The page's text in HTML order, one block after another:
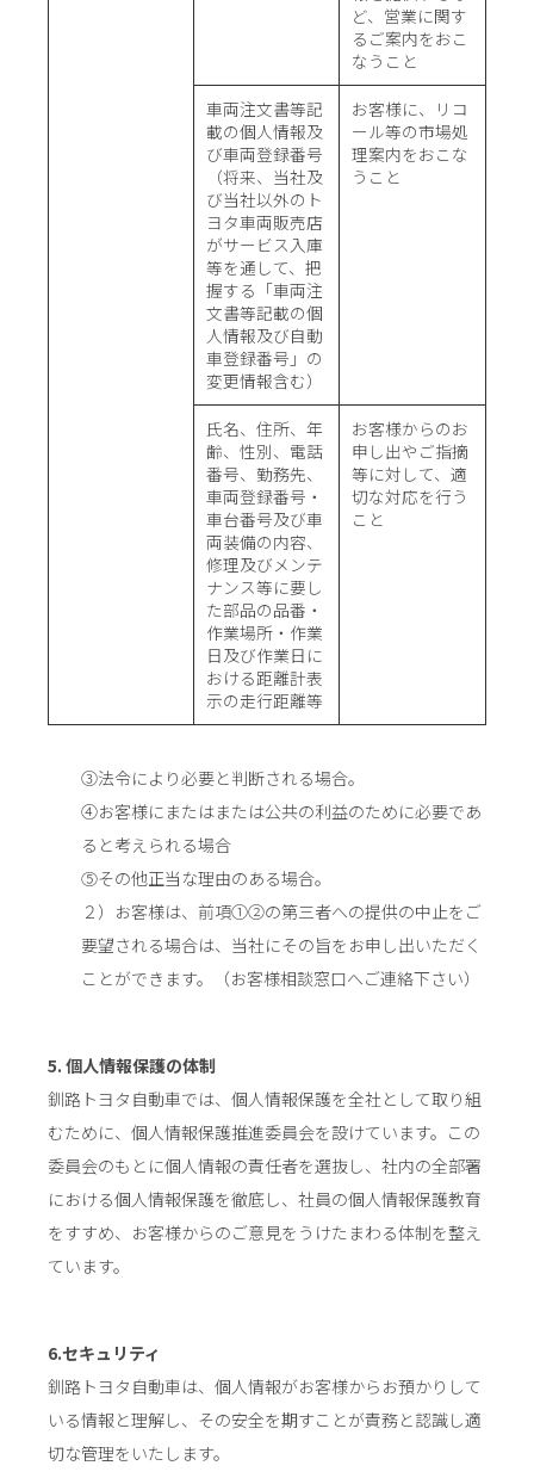
ど、営業に関す
るご案内をおこ
なうこと
車両注文書等記
載の個人情報及
び車両登録番号
（将来、当社及
び当社以外のト
ヨタ車両販売店
がサービス入庫
等を通して、把
握する「車両注
文書等記載の個
人情報及び自動
車登録番号」の
変更情報含む）
お客様に、リコ
ール等の市場処
理案内をおこな
うこと
氏名、住所、年
齢、性別、電話
番号、勤務先、
車両登録番号・
車台番号及び車
両装備の内容、
修理及びメンテ
ナンス等に要し
た部品の品番・
作業場所・作業
日及び作業日に
おける距離計表
示の走行距離等
お客様からのお
申し出やご指摘
等に対して、適
切な対応を行う
こと
③法令により必要と判断される場合。
④お客様にまたはまたは公共の利益のために必要であ
ると考えられる場合
⑤その他正当な理由のある場合。
２）お客様は、前項①②の第三者への提供の中止をご
要望される場合は、当社にその旨をお申し出いただく
ことができます。（お客様相談窓口へご連絡下さい）
5. 個人情報保護の体制
釧路トヨタ自動車では、個人情報保護を全社として取り組
むために、個人情報保護推進委員会を設けています。この
委員会のもとに個人情報の責任者を選抜し、社内の全部署
における個人情報保護を徹底し、社員の個人情報保護教育
をすすめ、お客様からのご意見をうけたまわる体制を整え
ています。
6.セキュリティ
釧路トヨタ自動車は、個人情報がお客様からお預かりして
いる情報と理解し、その安全を期すことが責務と認識し適
切な管理をいたします。